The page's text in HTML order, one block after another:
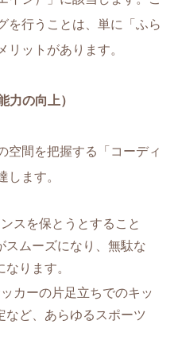
を行うことは、単に「ふら
ットがあります。
力の向上）
空間を把握する「コーディ
します。
スを保とうとすること
スムーズになり、無駄な
ります。
カーの片足立ちでのキッ
など、あらゆるスポーツ